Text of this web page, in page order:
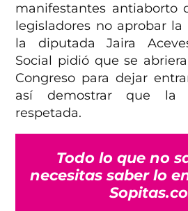
manifestantes antiaborto
legisladores no aprobar la
la diputada Jaira
Social pidió que se
Congreso para dejar
así demostrar que la
respetada.
Todo lo que no
necesitas saber lo